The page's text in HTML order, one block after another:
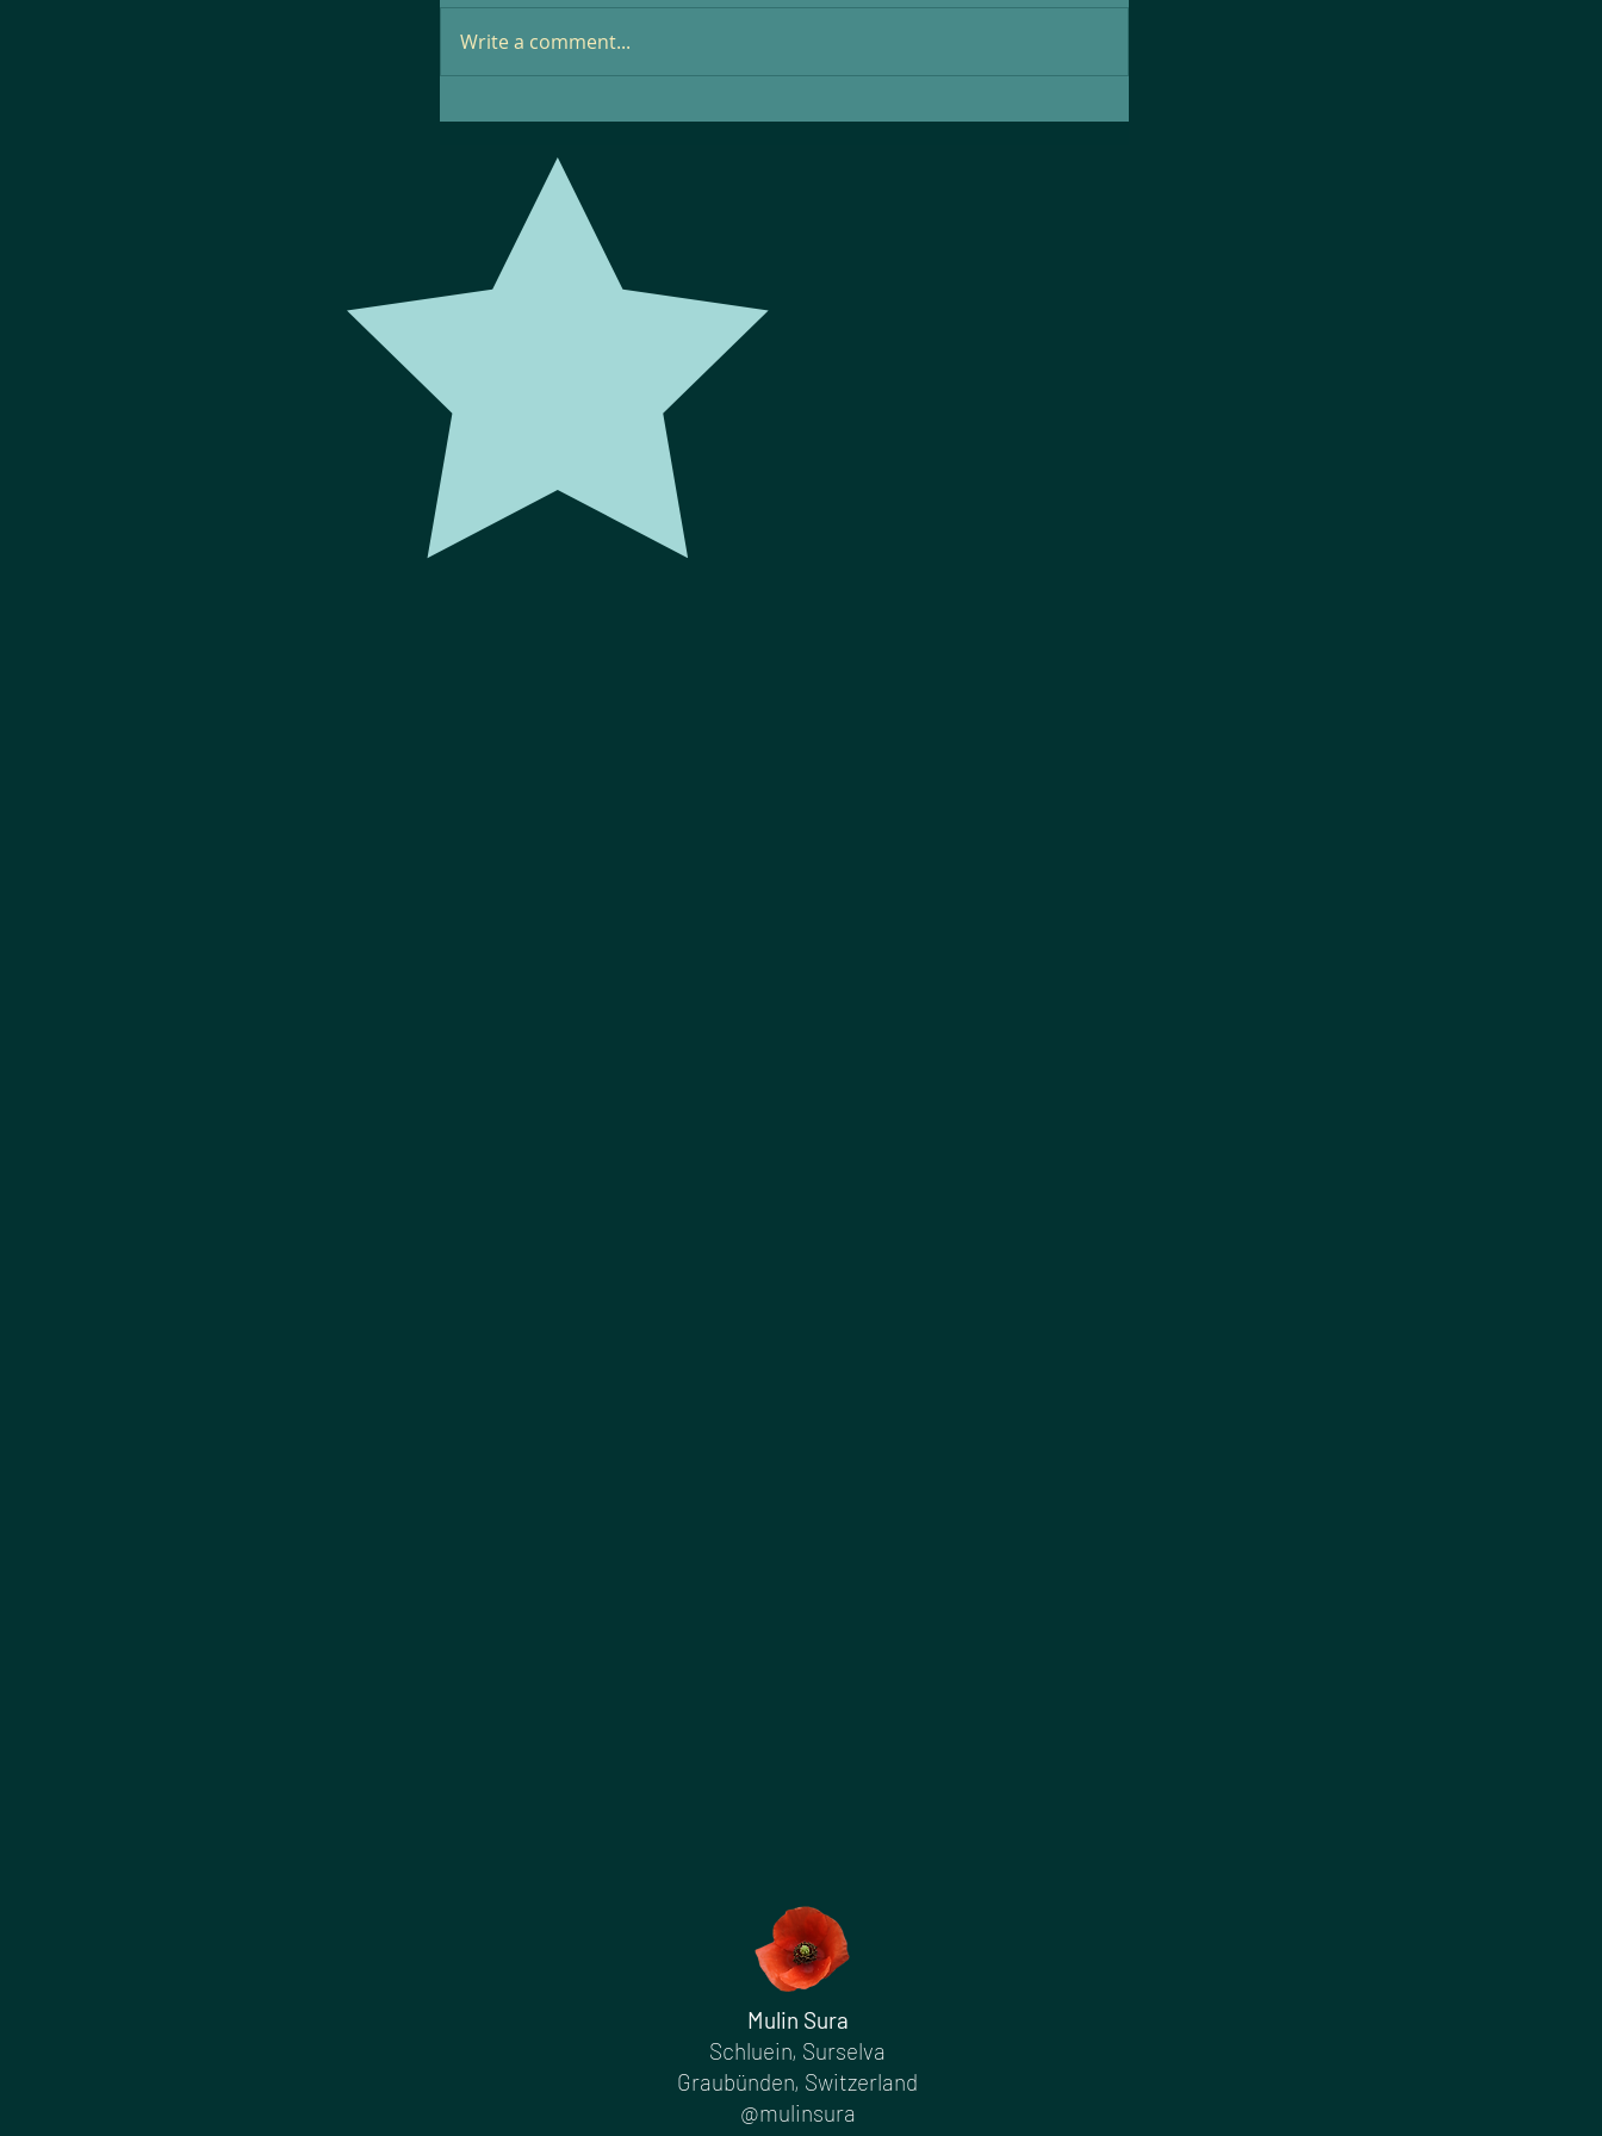
Write a comment...
Mulin Sura
Schluein, Surselva
Graubünden, Switzerland
@mulinsura